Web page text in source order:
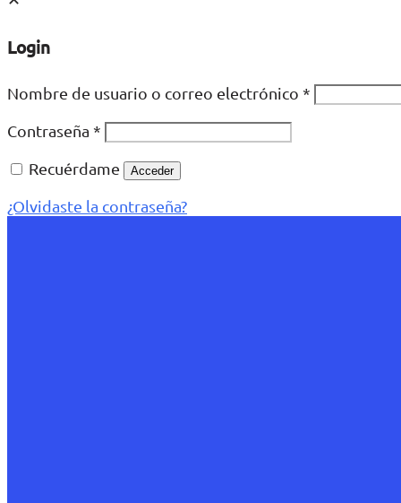
Login
Nombre de usuario o correo electrónico *
Contraseña *
Recuérdame
Acceder
¿Olvidaste la contraseña?